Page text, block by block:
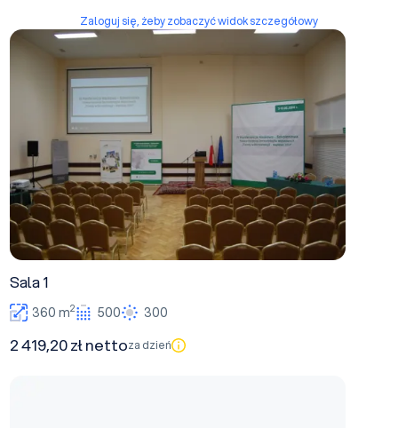
Zaloguj się, żeby zobaczyć widok szczegółowy
Sala 1
360 m2 500 300
2 419,20 zł nettoza dzień